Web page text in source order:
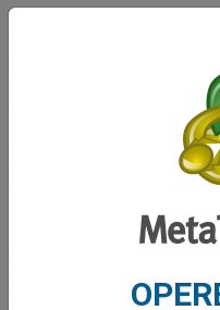
Cree